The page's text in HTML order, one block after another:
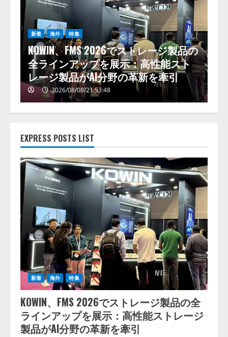
新着 海外 特集
KOWIN、FMS 2026でストレージ製品の
全ラインアップを展示：高性能スト
レージ製品がAI分野の革新を牽引
2026/08/08/21:53:48
EXPRESS POSTS LIST
新着 海外 特集
KOWIN、FMS 2026でストレージ製品の全
ラインアップを展示：高性能ストレージ
製品がAI分野の革新を牽引